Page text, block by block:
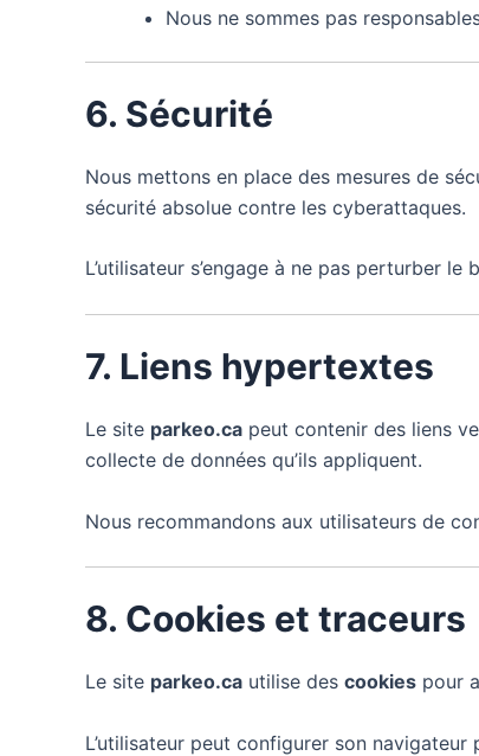
Nous ne sommes pas
6. Sécurité
Nous mettons en place des mesures de
sécurité absolue contre les cyberattaques.
L’utilisateur s’engage à ne pas perturber
7. Liens hypertextes
Le site parkeo.ca peut contenir des liens
collecte de données qu’ils appliquent.
Nous recommandons aux utilisateurs de
8. Cookies et traceurs
Le site parkeo.ca utilise des cookies pour
L’utilisateur peut configurer son